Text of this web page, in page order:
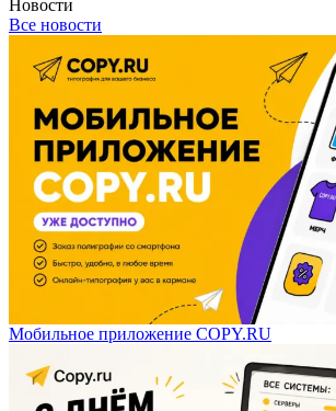
Новости
Все новости
Мобильное приложение COPY.RU